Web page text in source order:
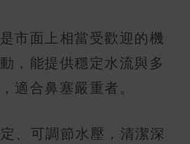
市面上相當受歡迎的機
，能提供穩定水流與多
適合鼻塞嚴重者。
、可調節水壓，清潔深